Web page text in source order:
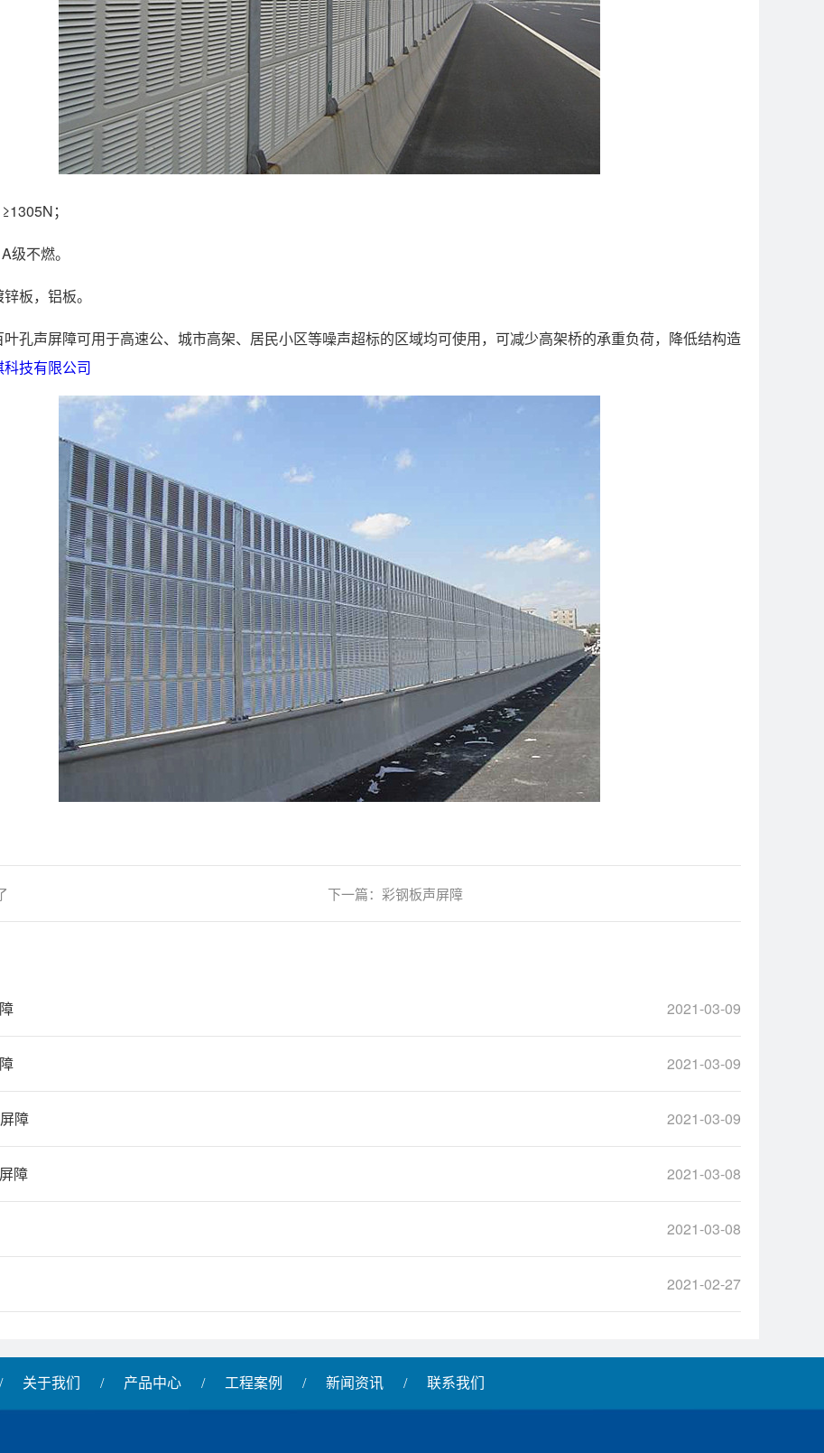
；
级不燃。
板，铝板。
孔声屏障可用于高速公、城市高架、居民小区等噪声超标的区域均可使用，可减少高架桥的承重负荷，降低结构造
科技有限公司
下一篇： 彩钢板声屏障
2021-03-09
2021-03-09
2021-03-09
障
2021-03-08
障
2021-03-08
2021-02-27
/ 关于我们 / 产品中心 / 工程案例 / 新闻资讯 / 联系我们